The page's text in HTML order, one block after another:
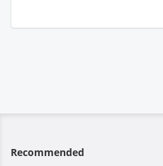
Recommended